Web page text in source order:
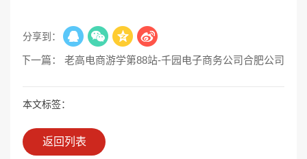
分享到：
下一篇： 老高电商游学第88站-千园电子商务公司合肥公司
本文标签：
返回列表